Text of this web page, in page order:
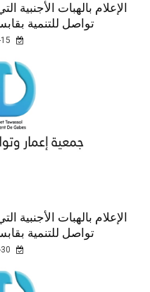
الإعلام بالهبات
تواصل للتنمية بقابس
الإعلام بالهبات الأجنبية
تواصل للتنمية بقابس